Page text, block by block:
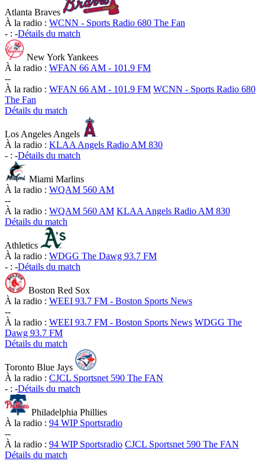
Atlanta Braves
À la radio : WCNN - Sports Radio 680 The Fan
- : -Détails du match
New York Yankees
À la radio : WFAN 66 AM - 101.9 FM
--
À la radio : WFAN 66 AM - 101.9 FM WCNN - Sports Radio 680
The Fan
Détails du match
Los Angeles Angels
À la radio : KLAA Angels Radio AM 830
- : -Détails du match
Miami Marlins
À la radio : WQAM 560 AM
--
À la radio : WQAM 560 AM KLAA Angels Radio AM 830
Détails du match
Athletics
À la radio : WDGG The Dawg 93.7 FM
- : -Détails du match
Boston Red Sox
À la radio : WEEI 93.7 FM - Boston Sports News
--
À la radio : WEEI 93.7 FM - Boston Sports News WDGG The
Dawg 93.7 FM
Détails du match
Toronto Blue Jays
À la radio : CJCL Sportsnet 590 The FAN
- : -Détails du match
Philadelphia Phillies
À la radio : 94 WIP Sportsradio
--
À la radio : 94 WIP Sportsradio CJCL Sportsnet 590 The FAN
Détails du match